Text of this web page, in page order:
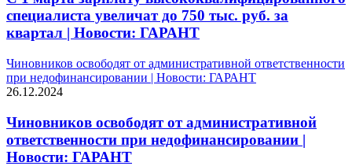
специалиста увеличат до 750 тыс. руб. за
квартал | Новости: ГАРАНТ
Чиновников освободят от административной ответственности
при недофинансировании | Новости: ГАРАНТ
26.12.2024
Чиновников освободят от административной
ответственности при недофинансировании |
Новости: ГАРАНТ